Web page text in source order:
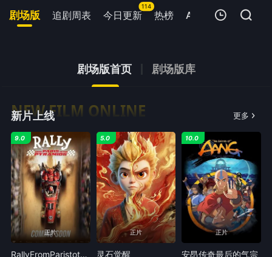
剧场版 追剧周表 今日更新
114
热榜 APP Ai女友💋（
暂无观看影片的记录
剧场版首页 剧场版库
新片上线
NEW FILM ONLINE 更多
正片
9.0
RallyFromParistothePyramids
正片
5.0
灵石觉醒
正片
10.0
安昂传奇最后的气宗